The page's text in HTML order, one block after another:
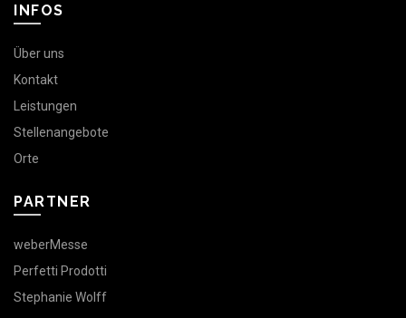
INFOS
Über uns
Kontakt
Leistungen
Stellenangebote
Orte
PARTNER
weberMesse
Perfetti Prodotti
Stephanie Wolff